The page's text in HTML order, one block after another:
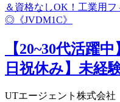
【20~30代活躍
日祝休み】未経
UTエージェント株式会社